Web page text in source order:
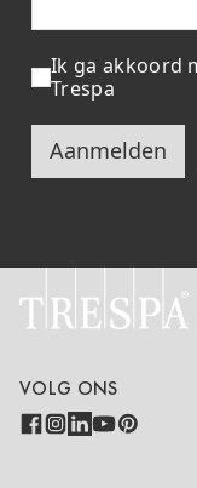
Ik ga akkoord
Trespa
Aanmelden
VOLG ONS